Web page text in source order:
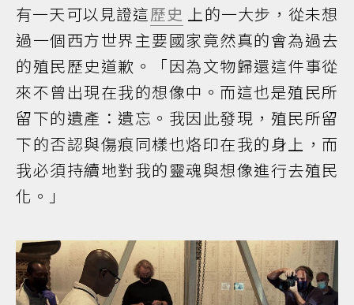
有一天可以見證這歷史 上的一大步，從未想
過一個西方世界主要國家竟然真的會為過去
的殖民歷史道歉。「因為文物歸還這件事從
來不曾出現在我的想像中。而這也是殖民所
留下的遺產：遺忘。我因此發現，殖民所留
下的否認與傷痕同樣也烙印在我的身上，而
我必須持續地對我的靈魂與想像進行去殖民
化。」